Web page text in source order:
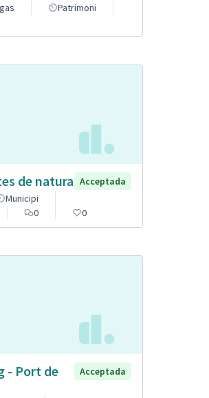
Patrimoni
de natura Acceptada
Municipi
0 0
- Port de
Acceptada